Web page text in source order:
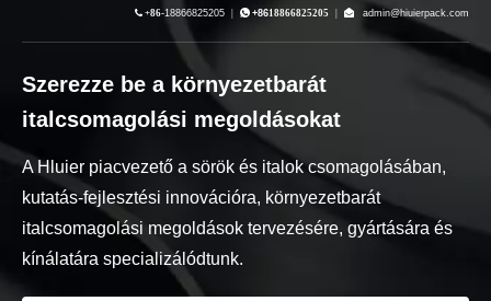
 +86-18866825205  +8618866825205  admin@hiuierpack.com
Szerezze be a környezetbarát
italcsomagolási megoldásokat
A Hluier piacvezető a sörök és italok csomagolásában,
kutatás-fejlesztési innovációra, környezetbarát
italcsomagolási megoldások tervezésére, gyártására és
kínálatára specializálódtunk.